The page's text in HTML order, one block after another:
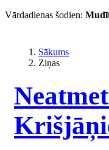
Vārdadienas šodien:
Sākums
Ziņas